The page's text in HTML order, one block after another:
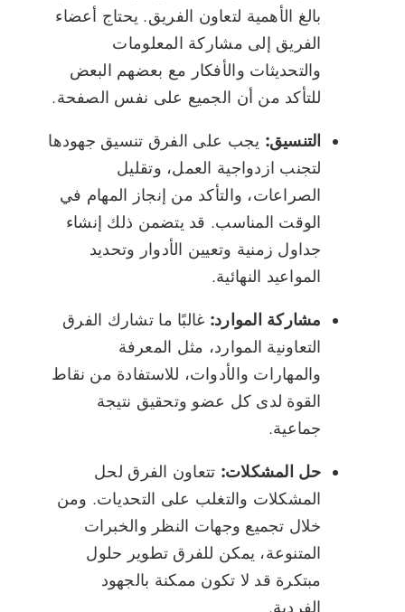
بالغ الأهمية لتعاون الفريق. يحتاج أعضاء
الفريق إلى مشاركة المعلومات
والتحديثات والأفكار مع بعضهم البعض
للتأكد من أن الجميع على نفس الصفحة.
التنسيق: يجب على الفرق تنسيق جهودها
لتجنب ازدواجية العمل، وتقليل
الصراعات، والتأكد من إنجاز المهام في
الوقت المناسب. قد يتضمن ذلك إنشاء
جداول زمنية وتعيين الأدوار وتحديد
المواعيد النهائية.
مشاركة الموارد: غالبًا ما تشارك الفرق
التعاونية الموارد، مثل المعرفة
والمهارات والأدوات، للاستفادة من نقاط
القوة لدى كل عضو وتحقيق نتيجة
جماعية.
حل المشكلات: تتعاون الفرق لحل
المشكلات والتغلب على التحديات. ومن
خلال تجميع وجهات النظر والخبرات
المتنوعة، يمكن للفرق تطوير حلول
مبتكرة قد لا تكون ممكنة بالجهود
الفردية.